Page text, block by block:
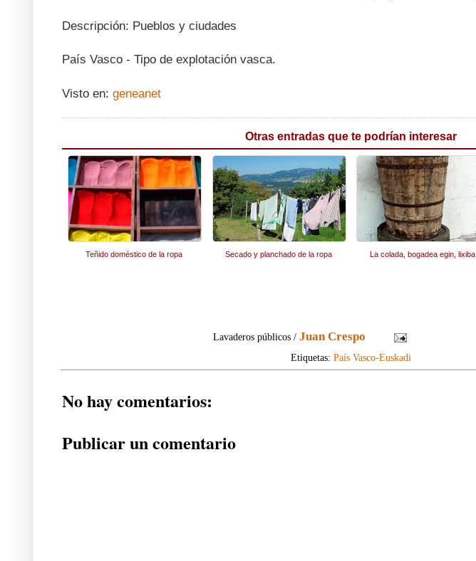
Descripción: Pueblos y ciudades
País Vasco - Tipo de explotación vasca.
Visto en: geneanet
Otras entradas que te podrían interesar
Teñido doméstico de la ropa Secado y planchado de la ropa La colada, bogadea egin, lixiba
Lavaderos públicos /Juan Crespo
Etiquetas: País Vasco-Euskadi
No hay comentarios:
Publicar un comentario